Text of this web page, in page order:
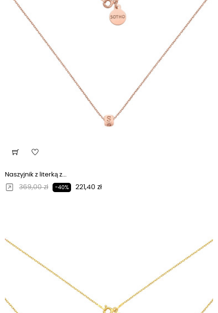
Naszyjnik z literką z...
Regularna cena
369,00 zł -40% Cena
221,40 zł